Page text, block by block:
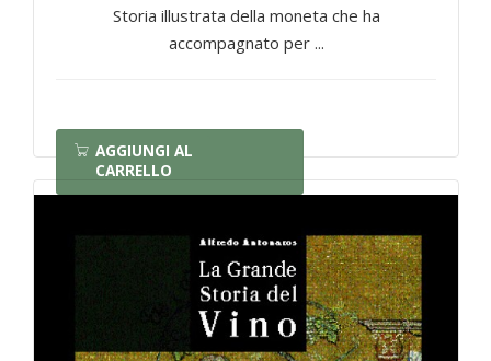
Storia illustrata della moneta che ha
accompagnato per ...
AGGIUNGI AL
CARRELLO